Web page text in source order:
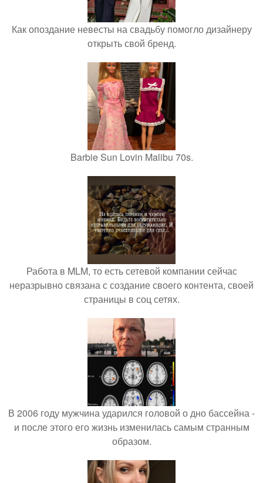
Как опоздание невесты на свадьбу помогло дизайнеру
открыть свой бренд.
Barbie Sun Lovin Malibu 70s.
Работа в MLM, то есть сетевой компании сейчас
неразрывно связана с создание своего контента, своей
страницы в соц сетях.
В 2006 году мужчина ударился головой о дно бассейна -
и после этого его жизнь изменилась самым странным
образом.